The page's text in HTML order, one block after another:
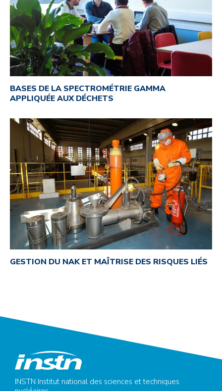
BASES DE LA SPECTROMÉTRIE GAMMA
APPLIQUÉE AUX DÉCHETS
GESTION DU NAK ET MAÎTRISE DES RISQUES LIÉS
INSTN Institut national des sciences et techniques